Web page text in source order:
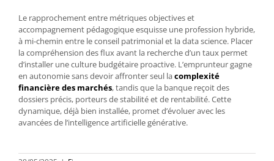
Le rapprochement entre métriques objectives et
accompagnement pédagogique esquisse une profession hybride,
à mi-chemin entre le conseil patrimonial et la data science. Placer
la compréhension des flux avant la recherche d’un taux permet
d’installer une culture budgétaire proactive. L’emprunteur gagne
en autonomie sans devoir affronter seul lacomplexité
financière des marchés, tandis que la banque reçoit des
dossiers précis, porteurs de stabilité et de rentabilité. Cette
dynamique, déjà bien installée, promet d’évoluer avec les
avancées de l’intelligence artificielle générative.